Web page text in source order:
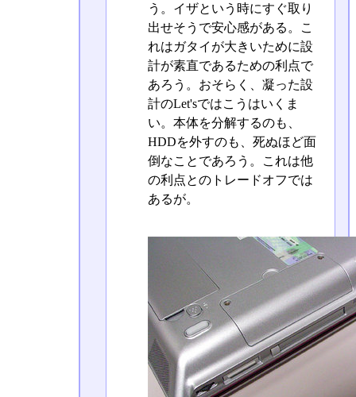
う。イザという時にすぐ取り
出せそうで安心感がある。こ
れはガタイが大きいために設
計が素直であるための利点で
あろう。おそらく、凝った設
計のLet'sではこうはいくま
い。本体を分解するのも、
HDDを外すのも、死ぬほど面
倒なことであろう。これは他
の利点とのトレードオフでは
あるが。